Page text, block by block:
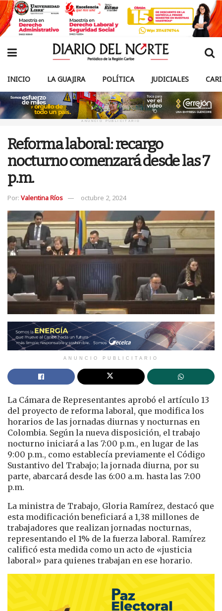
INICIO LA GUAJIRA POLÍTICA JUDICIALES
ANUNCIO PUBLICITARIO
Reforma laboral: recargo
nocturno comenzará desde las 7
p.m.
Por: Valentina Ríos octubre 2, 2024
ANUNCIO PUBLICITARIO
La Cámara de Representantes aprobó el artículo 13
del proyecto de reforma laboral, que modifica los
horarios de las jornadas diurnas y nocturnas en
Colombia. Según la nueva disposición, el trabajo
nocturno iniciará a las 7:00 p.m., en lugar de las
9:00 p.m., como establecía previamente el Código
Sustantivo del Trabajo; la jornada diurna, por su
parte, abarcará desde las 6:00 a.m. hasta las 7:00
p.m.
La ministra de Trabajo, Gloria Ramírez, destacó que
esta modificación beneficiará a 1,38 millones de
trabajadores que realizan jornadas nocturnas,
representando el 1% de la fuerza laboral. Ramírez
calificó esta medida como un acto de «justicia
laboral» para quienes trabajan en ese horario.